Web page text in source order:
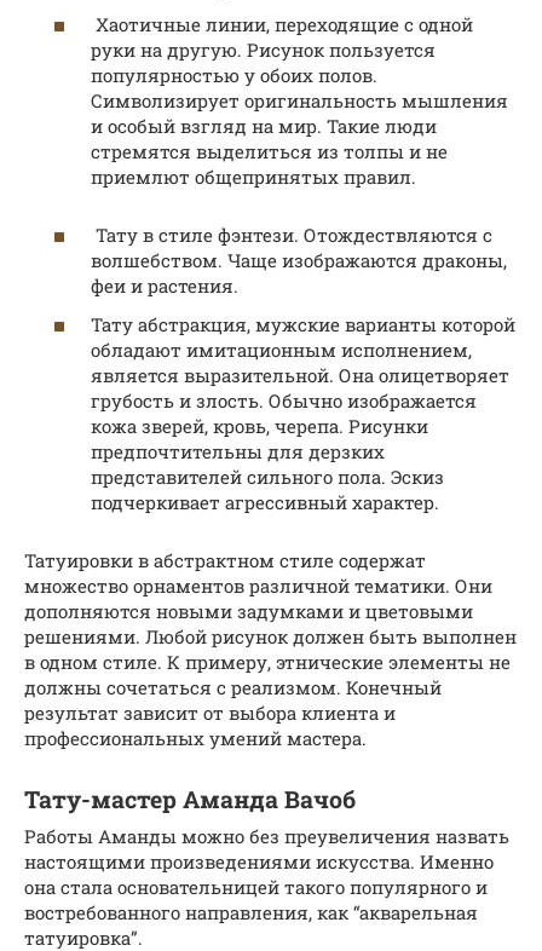
Хаотичные линии, переходящие с одной
руки на другую. Рисунок пользуется
популярностью у обоих полов.
Символизирует оригинальность мышления
и особый взгляд на мир. Такие люди
стремятся выделиться из толпы и не
приемлют общепринятых правил.
Тату в стиле фэнтези. Отождествляются с
волшебством. Чаще изображаются драконы,
феи и растения.
Тату абстракция, мужские варианты которой
обладают имитационным исполнением,
является выразительной. Она олицетворяет
грубость и злость. Обычно изображается
кожа зверей, кровь, черепа. Рисунки
предпочтительны для дерзких
представителей сильного пола. Эскиз
подчеркивает агрессивный характер.
Татуировки в абстрактном стиле содержат
множество орнаментов различной тематики. Они
дополняются новыми задумками и цветовыми
решениями. Любой рисунок должен быть выполнен
в одном стиле. К примеру, этнические элементы не
должны сочетаться с реализмом. Конечный
результат зависит от выбора клиента и
профессиональных умений мастера.
Тату-мастер Аманда Вачоб
Работы Аманды можно без преувеличения назвать
настоящими произведениями искусства. Именно
она стала основательницей такого популярного и
востребованного направления, как “акварельная
татуировка”.